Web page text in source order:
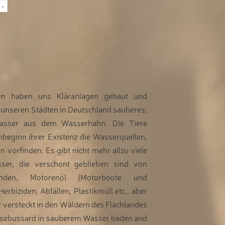
»
haben uns Kläranlagen gebaut und
Städten in Deutschland sauberes,
aus dem Wasserhahn. Die Tiere
ihrer Existenz die Wasserquellen,
vorfinden. Es gibt nicht mehr allzu viele
die verschont geblieben sind von
Motorenöl (Motorboote und
Abfällen, Plastikmüll etc., aber
in den Wäldern des Flachlandes
in sauberem Wasser baden and